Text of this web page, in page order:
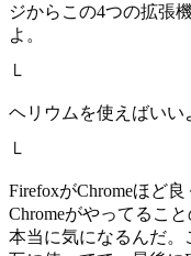
ジからこの4つの拡張
よ。
└
ヘリウムを使えばいい
└
FirefoxがChromeほど
Chromeがやってるこ
本当に気になるんだ。